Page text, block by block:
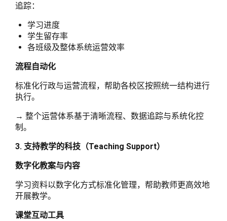
追踪：
学习进度
学生留存率
各班级及整体系统运营效率
流程自动化
标准化行政与运营流程，帮助各校区按照统一结构进行
执行。
→ 整个运营体系基于清晰流程、数据追踪与系统化控
制。
3. 支持教学的科技（Teaching Support）
数字化教案与内容
学习资料以数字化方式标准化管理，帮助教师更高效地
开展教学。
课堂互动工具